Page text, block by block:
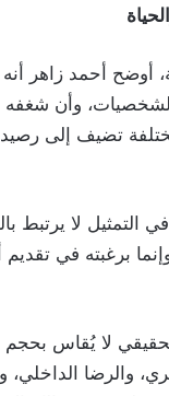
أوضح أحمد زاهر
الشخصيات، وأن
تضيف إلى
التمثيل لا يرتبط
برغبته في تقديم
لا يُقاس بحجم
والرضا الداخلي،